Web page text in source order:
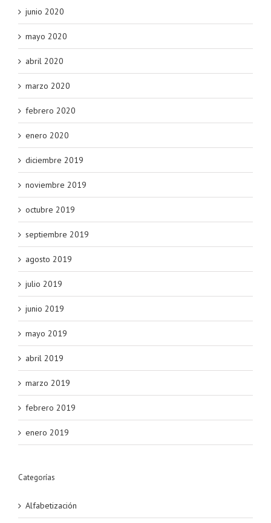
junio 2020
mayo 2020
abril 2020
marzo 2020
febrero 2020
enero 2020
diciembre 2019
noviembre 2019
octubre 2019
septiembre 2019
agosto 2019
julio 2019
junio 2019
mayo 2019
abril 2019
marzo 2019
febrero 2019
enero 2019
Categorías
Alfabetización